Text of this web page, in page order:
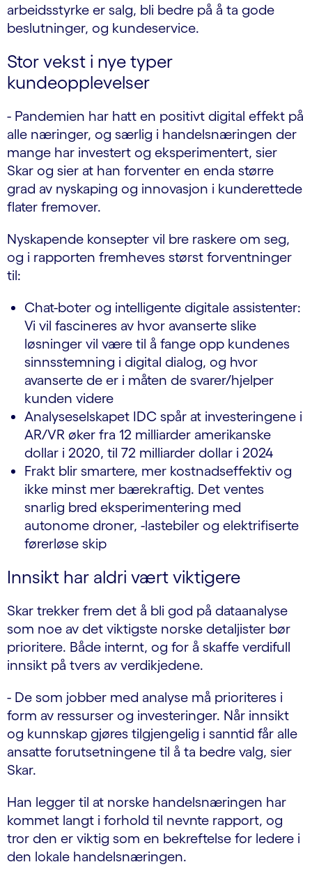
arbeidsstyrke er salg, bli bedre på å ta gode
beslutninger, og kundeservice.
Stor vekst i nye typer
kundeopplevelser
- Pandemien har hatt en positivt digital effekt på
alle næringer, og særlig i handelsnæringen der
mange har investert og eksperimentert, sier
Skar og sier at han forventer en enda større
grad av nyskaping og innovasjon i kunderettede
flater fremover.
Nyskapende konsepter vil bre raskere om seg,
og i rapporten fremheves størst forventninger
til:
Chat-boter og intelligente digitale assistenter:
Vi vil fascineres av hvor avanserte slike
løsninger vil være til å fange opp kundenes
sinnsstemning i digital dialog, og hvor
avanserte de er i måten de svarer/hjelper
kunden videre
Analyseselskapet IDC spår at investeringene i
AR/VR øker fra 12 milliarder amerikanske
dollar i 2020, til 72 milliarder dollar i 2024
Frakt blir smartere, mer kostnadseffektiv og
ikke minst mer bærekraftig. Det ventes
snarlig bred eksperimentering med
autonome droner, -lastebiler og elektrifiserte
førerløse skip
Innsikt har aldri vært viktigere
Skar trekker frem det å bli god på dataanalyse
som noe av det viktigste norske detaljister bør
prioritere. Både internt, og for å skaffe verdifull
innsikt på tvers av verdikjedene.
- De som jobber med analyse må prioriteres i
form av ressurser og investeringer. Når innsikt
og kunnskap gjøres tilgjengelig i sanntid får alle
ansatte forutsetningene til å ta bedre valg, sier
Skar.
Han legger til at norske handelsnæringen har
kommet langt i forhold til nevnte rapport, og
tror den er viktig som en bekreftelse for ledere i
den lokale handelsnæringen.